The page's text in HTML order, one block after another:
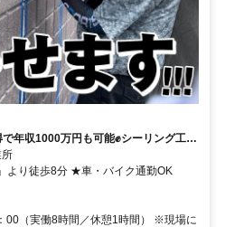
年収1000万円も可能✊シーリング工経
◎土日休みOK✨賞与年2回✨
西駅」より徒歩8分 ★車・バイク通勤OK
00（実働8時間／休憩1時間） ※現場に